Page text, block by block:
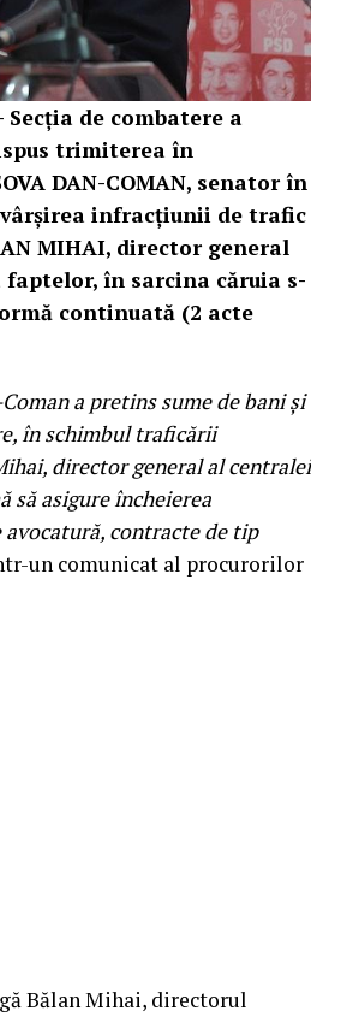
de combatere a
trimiterea în
DAN-COMAN, senator în
infracţiunii de trafic
MIHAI, director general
faptelor, în sarcina căruia s-
continuată (2 acte
a pretins sume de bani și
în schimbul traficării
director general al centralei
să asigure încheierea
contracte de tip
un comunicat al procurorilor
Bălan Mihai, directorul